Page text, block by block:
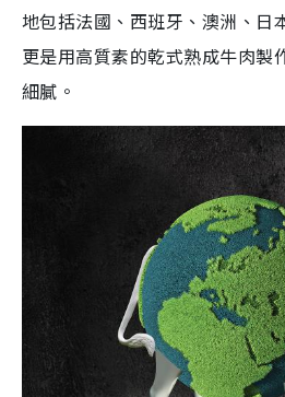
地包括法國、西班牙、澳洲、日
更是用高質素的乾式熟成牛肉製
細膩。